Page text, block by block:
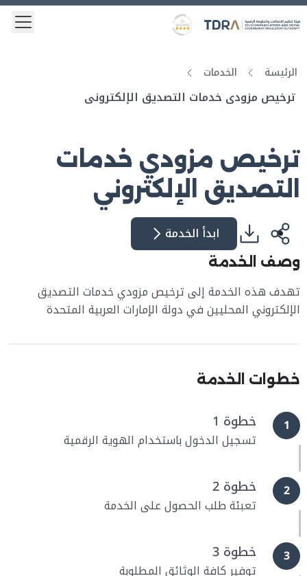
Logo
Gold star Logo
الرئيسة الخدمات
ترخيص مزودي خدمات التصديق الإلكتروني
ترخيص مزودي خدمات
التصديق الإلكتروني
ابدأ الخدمة
وصف الخدمة
تهدف هذه الخدمة إلى ترخيص مزودي خدمات التصديق
الإلكتروني المحليين في دولة الإمارات العربية المتحدة
خطوات الخدمة
1 خطوة 1
تسجيل الدخول باستخدام الهوية الرقمية
2 خطوة 2
تعبئة طلب الحصول على الخدمة
3 خطوة 3
توفير كافة الوثائق المطلوبة